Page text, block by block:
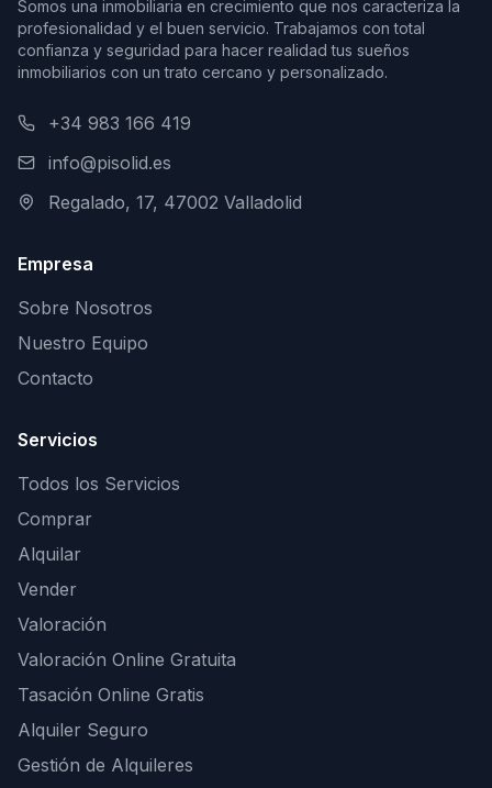
Somos una inmobiliaria en crecimiento que nos caracteriza la
profesionalidad y el buen servicio. Trabajamos con total
confianza y seguridad para hacer realidad tus sueños
inmobiliarios con un trato cercano y personalizado.
+34 983 166 419
info@pisolid.es
Regalado, 17, 47002 Valladolid
Empresa
Sobre Nosotros
Nuestro Equipo
Contacto
Servicios
Todos los Servicios
Comprar
Alquilar
Vender
Valoración
Valoración Online Gratuita
Tasación Online Gratis
Alquiler Seguro
Gestión de Alquileres